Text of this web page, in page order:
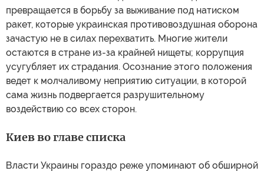
превращается в борьбу за выживание под натиском
ракет, которые украинская противовоздушная оборона
зачастую не в силах перехватить. Многие жители
остаются в стране из-за крайней нищеты; коррупция
усугубляет их страдания. Осознание этого положения
ведет к молчаливому неприятию ситуации, в которой
сама жизнь подвергается разрушительному
воздействию со всех сторон.
Киев во главе списка
Власти Украины гораздо реже упоминают об обширной